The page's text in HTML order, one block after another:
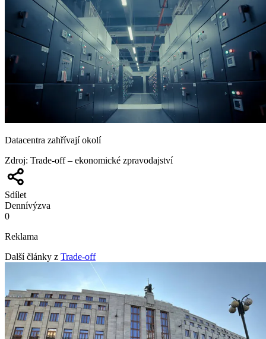
Datacentra zahřívají okolí
Zdroj: Trade-off – ekonomické zpravodajství
Sdílet
Dennívýzva
0
Reklama
Další články z Trade-off